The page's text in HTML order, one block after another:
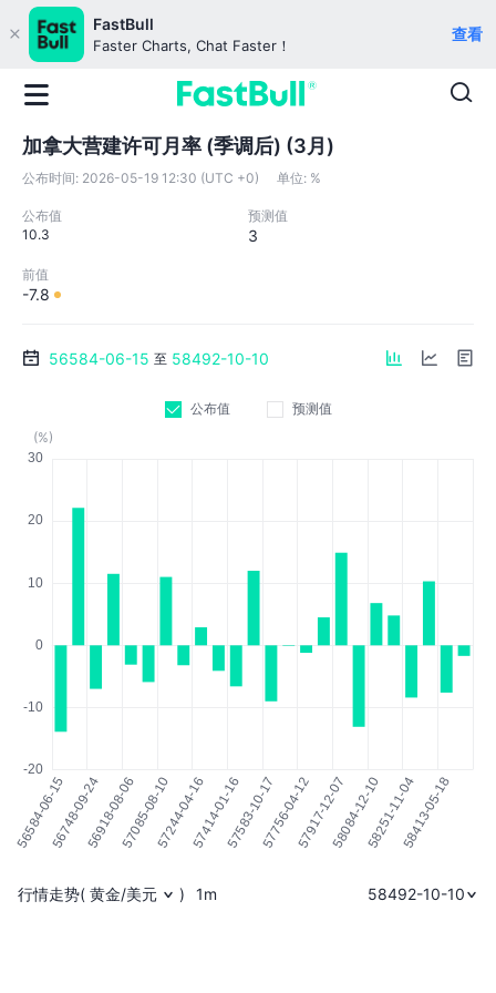
FastBull
Faster Charts, Chat Faster！
查看
加拿大营建许可月率 (季调后) (3月)
公布时间: 2026-05-19 12:30 (UTC +0) 单位: %
公布值
10.3
预测值
3
前值
-7.8
56584-06-15 至 58492-10-10
公布值
预测值
(%)
行情走势( 黄金/美元 ) 1m 58492-10-10